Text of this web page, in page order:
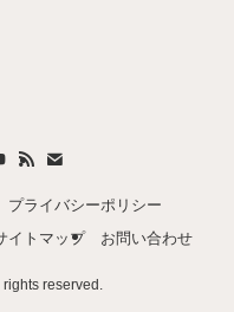
プライバシーポリシー
イトマップ お問い合わせ
reserved.